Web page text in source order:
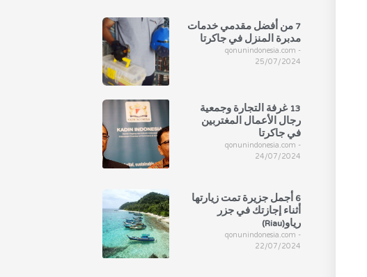
7 من أفضل مقدمي خدمات
مدبرة المنزل في جاكرتا
qonunindonesia.com
25/07/2024
13 غرفة التجارة وجمعية
رجال الأعمال المغتربين
في جاكرتا
qonunindonesia.com
24/07/2024
6 أجمل جزيرة تمت زيارتها
أثناء إجازتك في جزر
رياو(Riau)
qonunindonesia.com
22/07/2024